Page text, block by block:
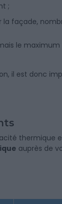
;
façade,
le
il est donc
thermique
auprès de